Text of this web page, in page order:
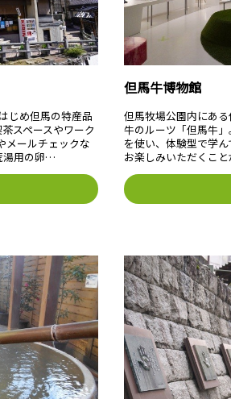
じめ但馬の特産品
スペースやワーク
メールチェックな
湯用の卵…
但馬牛博物館
但馬牧場公園内にあ
牛のルーツ「但馬牛
を使い、体験型で学
お楽しみいただくこ